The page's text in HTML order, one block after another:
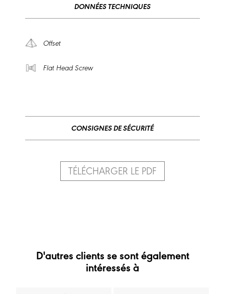
DONNÉES TECHNIQUES
Offset
Flat Head Screw
CONSIGNES DE SÉCURITÉ
TÉLÉCHARGER LE PDF
D'autres clients se sont également
intéressés à